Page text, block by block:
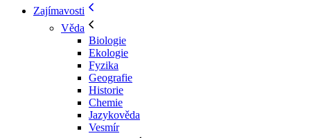
Zajímavosti
Věda
Biologie
Ekologie
Fyzika
Geografie
Historie
Chemie
Jazykověda
Vesmír